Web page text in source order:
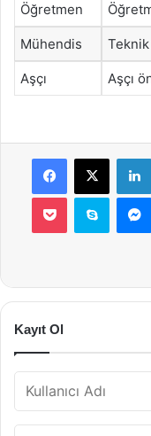
Öğretmen
Mühendis
Aşçı Aşçı
Facebook
X
Pocket Skype
Kayıt Ol